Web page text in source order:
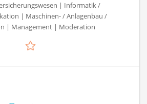
| Informatik /
| Maschinen- / Anlagenbau /
| Management | Moderation